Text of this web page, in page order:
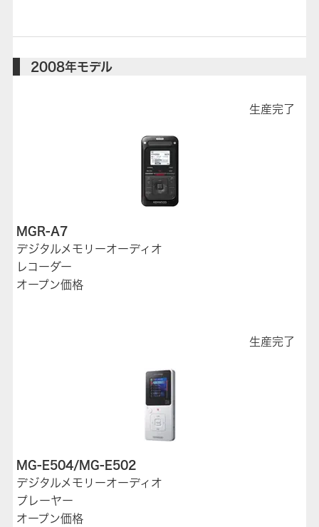
2008年モデル
生産完了
MGR-A7
デジタルメモリーオーディオ
レコーダー
オープン価格
生産完了
MG-E504/MG-E502
デジタルメモリーオーディオ
プレーヤー
オープン価格